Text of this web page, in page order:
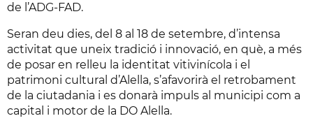
de l’ADG-FAD.
Seran deu dies, del 8 al 18 de setembre, d’intensa
activitat que uneix tradició i innovació, en què, a més
de posar en relleu la identitat vitivinícola i el
patrimoni cultural d’Alella, s’afavorirà el retrobament
de la ciutadania i es donarà impuls al municipi com a
capital i motor de la DO Alella.